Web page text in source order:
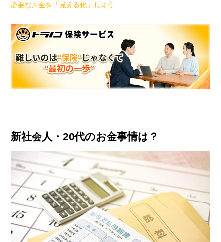
必要なお金を「見える化」しよう
新社会人・20代のお金事情は？